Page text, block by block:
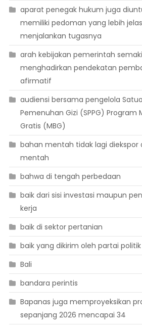
aparat penegak hukum juga
memiliki pedoman yang lebih
menjalankan tugasnya
arah kebijakan pemerintah
menghadirkan pendekatan
afirmatif
audiensi bersama pengelola
Pemenuhan Gizi (SPPG) Program
Gratis (MBG)
bahan mentah tidak lagi diekspor
mentah
bahwa di tengah perbedaan
baik dari sisi investasi maupun
kerja
baik di sektor pertanian
baik yang dikirim oleh partai politik
Bali
bandara perintis
Bapanas juga memproyeksikan
sepanjang 2026 mencapai 34